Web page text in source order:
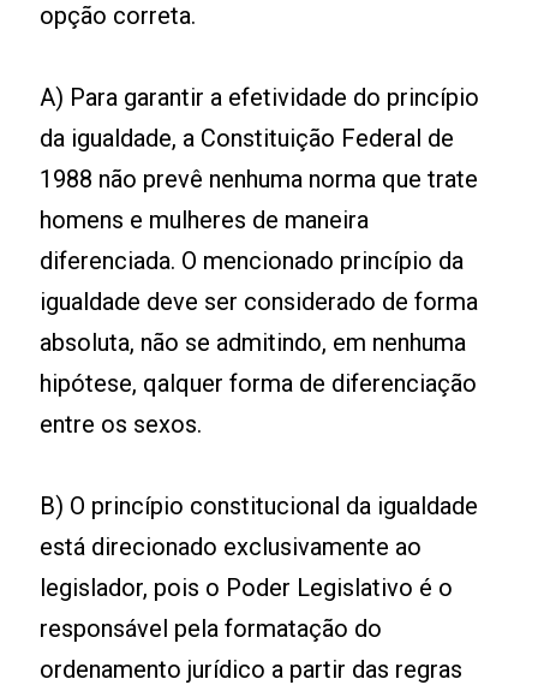
opção correta.
A) Para garantir a efetividade do princípio
da igualdade, a Constituição Federal de
1988 não prevê nenhuma norma que trate
homens e mulheres de maneira
diferenciada. O mencionado princípio da
igualdade deve ser considerado de forma
absoluta, não se admitindo, em nenhuma
hipótese, qalquer forma de diferenciação
entre os sexos.
B) O princípio constitucional da igualdade
está direcionado exclusivamente ao
legislador, pois o Poder Legislativo é o
responsável pela formatação do
ordenamento jurídico a partir das regras